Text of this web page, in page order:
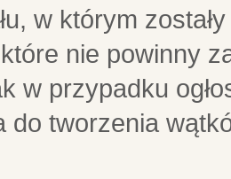
w którym
nie powinny
w przypadku
do tworzenia